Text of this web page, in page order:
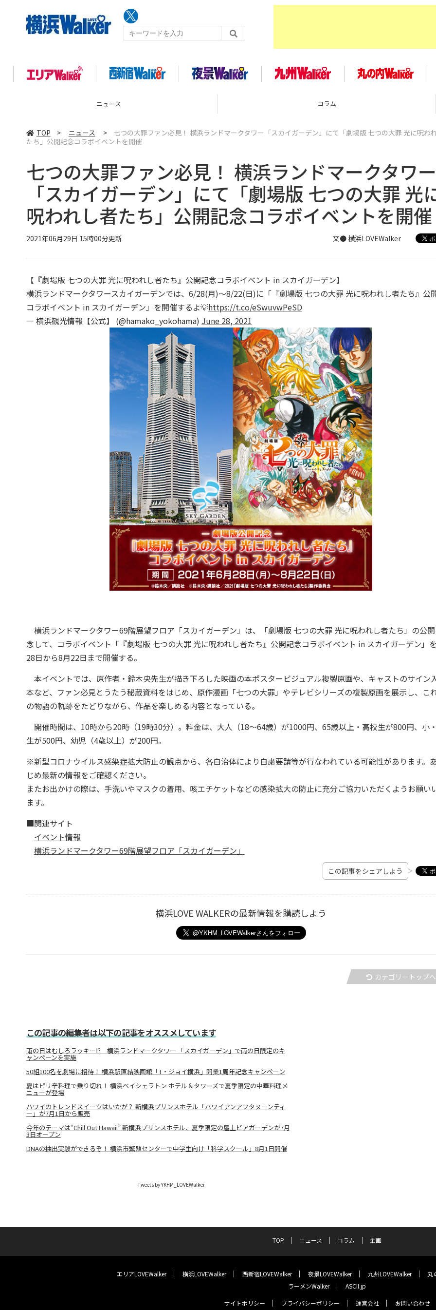
ニュース コラム
TOP > ニュース >
七つの大罪ファン必見！ 横浜ランドマークタワー「スカイガーデン」にて「劇場版 七つの大罪 光に呪わ
たち」公開記念コラボイベントを開催
七つの大罪ファン必見！ 横浜ランドマークタワー
「スカイガーデン」にて「劇場版 七つの大罪 光
呪われし者たち」公開記念コラボイベントを開催
2021年06月29日 15時00分更新 文● 横浜LOVEWalker
【『劇場版 七つの⼤罪 光に呪われし者たち』公開記念コラボイベント in スカイガーデン】
横浜ランドマークタワースカイガーデンでは、6/28(⽉)～8/22(⽇)に「『劇場版 七つの⼤罪 光に呪われし者たち』公
コラボイベント in スカイガーデン」を開催するよ💡https://t.co/eSwuvwPeSD
— 横浜観光情報【公式】 (@hamako_yokohama) June 28, 2021
横浜ランドマークタワー69階展望フロア「スカイガーデン」は、「劇場版 七つの大罪 光に呪われし者たち」の公
念して、コラボイベント「『劇場版 七つの大罪 光に呪われし者たち』公開記念コラボイベント in スカイガーデン」
28日から8月22日まで開催する。
本イベントでは、原作者・鈴木央先生が描き下ろした映画の本ポスタービジュアル複製原画や、キャストのサイン
本など、ファン必見とうたう秘蔵資料をはじめ、原作漫画「七つの大罪」やテレビシリーズの複製原画を展示し、こ
の物語の軌跡をたどりながら、作品を楽しめる内容となっている。
開催時間は、10時から20時（19時30分）。料金は、大人（18～64歳）が1000円、65歳以上・高校生が800円、小
生が500円、幼児（4歳以上）が200円。
※新型コロナウイルス感染症拡大防止の観点から、各自治体により自粛要請等が行なわれている可能性があります。
じめ最新の情報をご確認ください。
またお出かけの際は、手洗いやマスクの着用、咳エチケットなどの感染拡大の防止に充分ご協力いただくようお願い
ます。
■関連サイト
イベント情報
横浜ランドマークタワー69階展望フロア「スカイガーデン」
この記事をシェアしよう
横浜LOVE WALKERの最新情報を購読しよう
カテゴリートップへ
この記事の編集者は以下の記事をオススメしています
雨の日はむしろラッキー⁉ 横浜ランドマークタワー 「スカイガーデン」で雨の日限定のキ
ャンペーンを実施
50組100名を劇場に招待！ 横浜駅直結映画館「T・ジョイ横浜」開業1周年記念キャンペーン
夏はピリ辛料理で乗り切れ！ 横浜ベイシェラトン ホテル＆タワーズで夏季限定の中華料理メ
ニューが登場
ハワイのトレンドスイーツはいかが？ 新横浜プリンスホテル「ハワイアンアフタヌーンティ
ー」が7月1日から販売
今年のテーマは“Chill Out Hawaii” 新横浜プリンスホテル、夏季限定の屋上ビアガーデンが7月
3日オープン
DNAの抽出実験ができるぞ！ 横浜市繁殖センターで中学生向け「科学スクール」8月1日開催
Tweets by YKHM_LOVEWalker
TOP ニュース コラム 企画
エリアLOVEWalker 横浜LOVEWalker 西新宿LOVEWalker 夜景LOVEWalker 九州LOVEWalker
丸
ラーメンWalker
ASCII.jp
サイトポリシー プライバシーポリシー 運営会社 お問い合わせ